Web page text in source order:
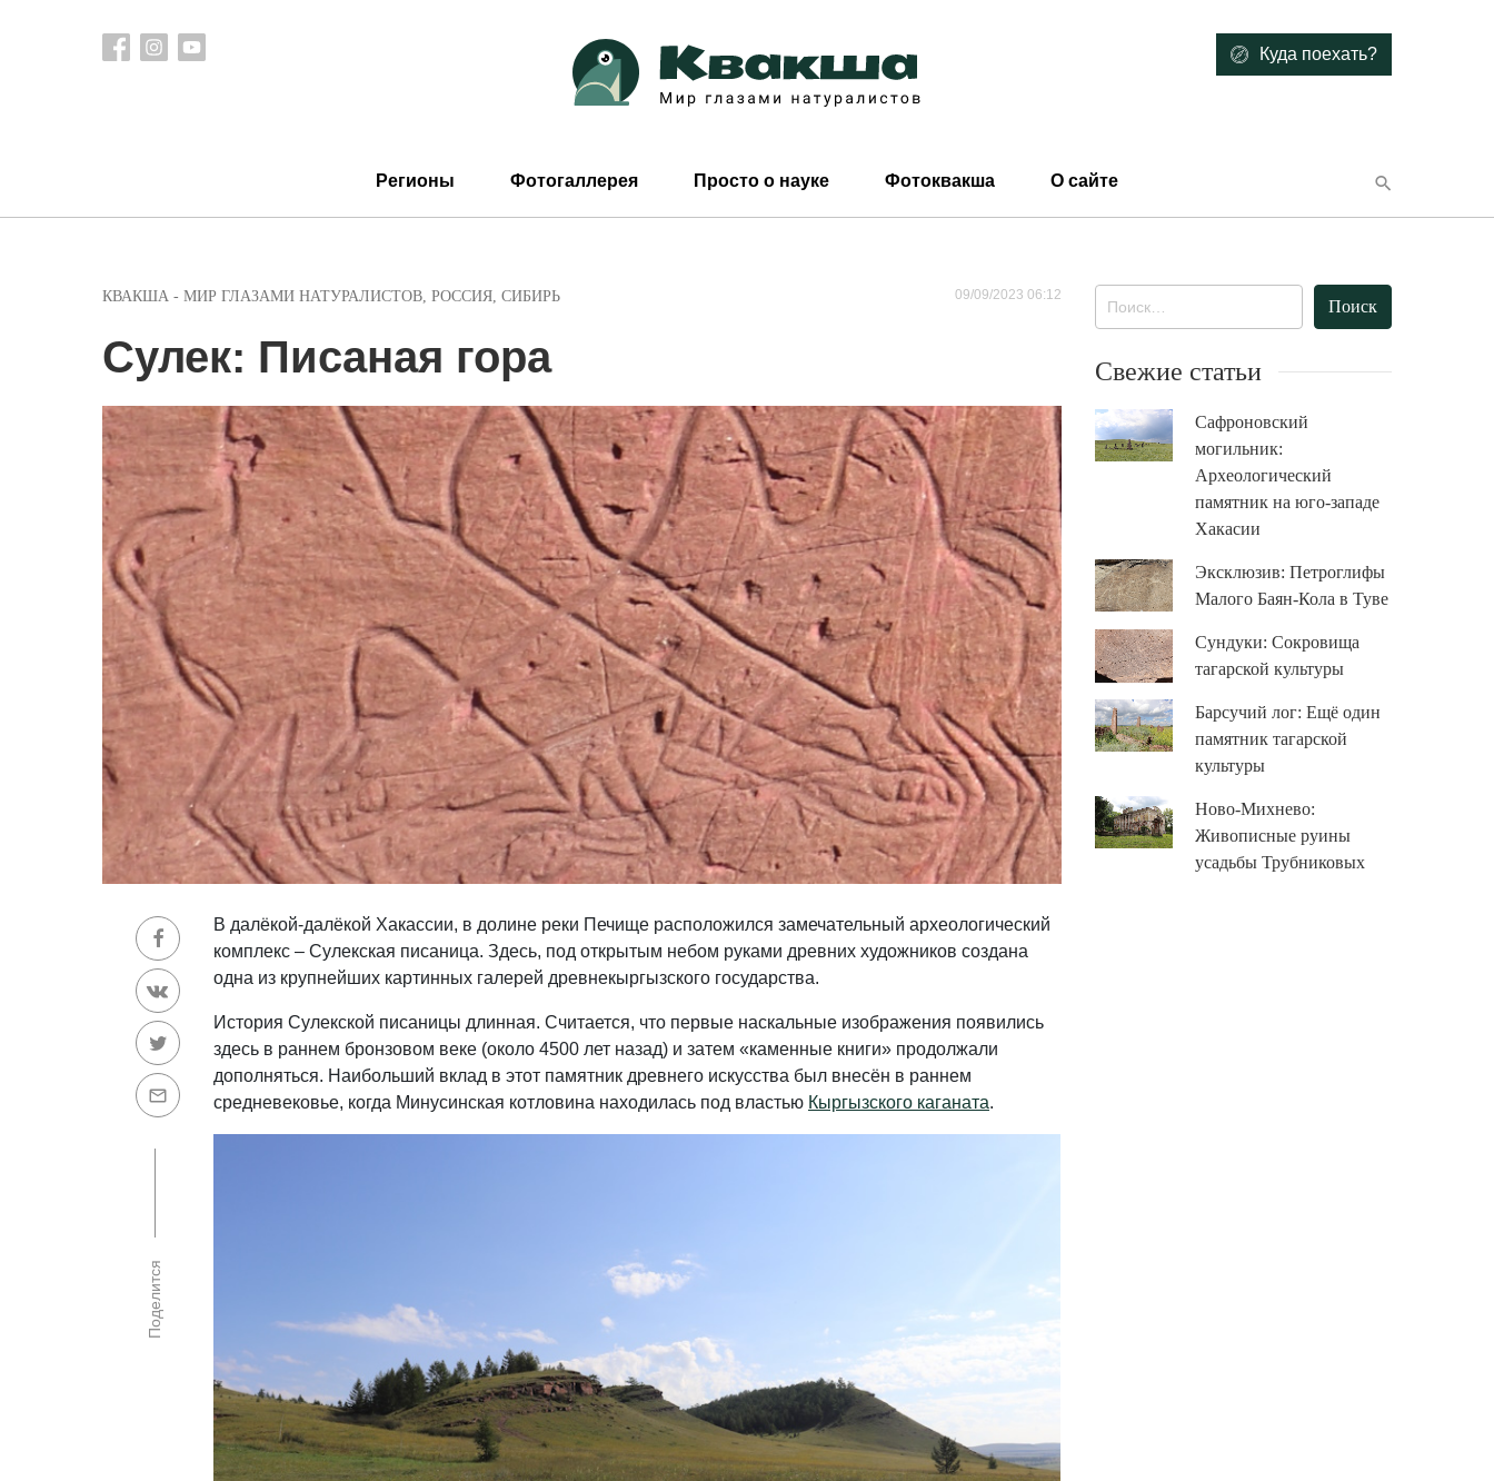
Куда поехать?
Регионы Фотогаллерея Просто о науке Фотоквакша О сайте
КВАКША - МИР ГЛАЗАМИ НАТУРАЛИСТОВ, РОССИЯ, СИБИРЬ 09/09/2023 06:12
Сулек: Писаная гора
Поделится
В далёкой-далёкой Хакассии, в долине реки Печище расположился замечательный археологический
комплекс – Сулекская писаница. Здесь, под открытым небом руками древних художников создана
одна из крупнейших картинных галерей древнекыргызского государства.
История Сулекской писаницы длинная. Считается, что первые наскальные изображения появились
здесь в раннем бронзовом веке (около 4500 лет назад) и затем «каменные книги» продолжали
дополняться. Наибольший вклад в этот памятник древнего искусства был внесён в раннем
средневековье, когда Минусинская котловина находилась под властью Кыргызского каганата.
Свежие статьи
Сафроновский
могильник:
Археологический
памятник на юго-западе
Хакасии
Эксклюзив: Петроглифы
Малого Баян-Кола в Туве
Сундуки: Сокровища
тагарской культуры
Барсучий лог: Ещё один
памятник тагарской
культуры
Ново-Михнево:
Живописные руины
усадьбы Трубниковых